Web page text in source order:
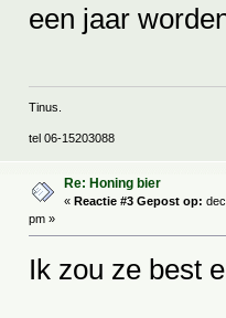
een jaar
Tinus.
tel 06-15203088
Re: Honing bier
« Reactie #3 Gepost op:
pm »
Ik zou ze best